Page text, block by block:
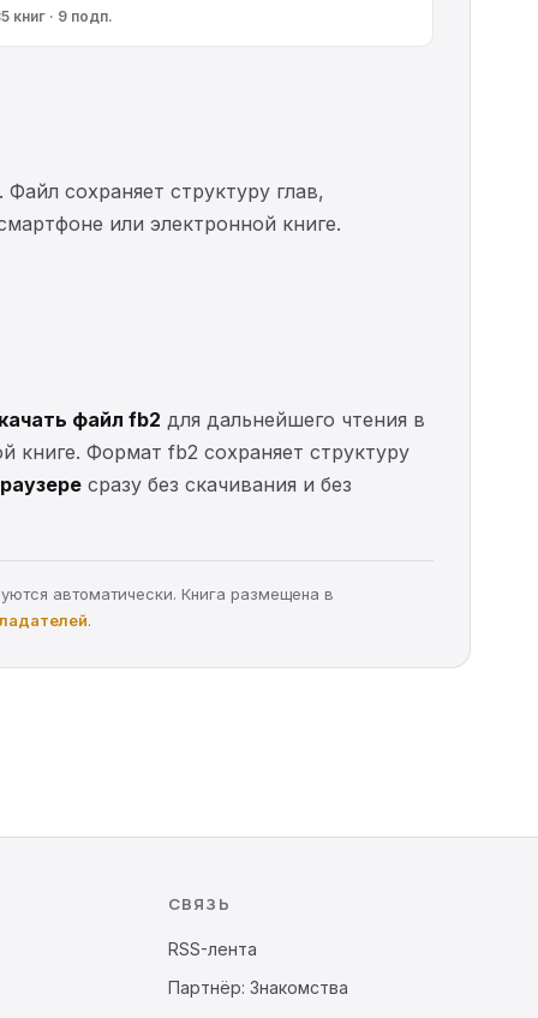
книг · 9 подп.
сохраняет структуру глав,
или электронной книге.
файл fb2 для дальнейшего чтения в
книге. Формат fb2 сохраняет структуру
сразу без скачивания и без
автоматически. Книга размещена в
.
СВЯЗЬ
RSS-лента
Партнёр: Знакомства